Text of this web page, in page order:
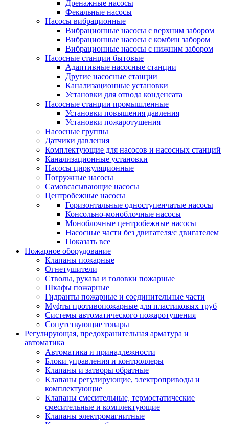
Дренажные насосы
Фекальные насосы
Насосы вибрационные
Вибрационные насосы с верхним забором
Вибрационные насосы с комбин забором
Вибрационные насосы с нижним забором
Насосные станции бытовые
Адаптивные насосные станции
Другие насосные станции
Канализационные установки
Установки для отвода конденсата
Насосные станции промышленные
Установки повышения давления
Установки пожаротушения
Насосные группы
Датчики давления
Комплектующие для насосов и насосных станций
Канализационные установки
Насосы циркуляционные
Погружные насосы
Самовсасывающие насосы
Центробежные насосы
Горизонтальные одноступенчатые насосы
Консольно-моноблочные насосы
Моноблочные центробежные насосы
Насосные части без двигателя/с двигателем
Показать все
Пожарное оборудование
Клапаны пожарные
Огнетушители
Стволы, рукава и головки пожарные
Шкафы пожарные
Гидранты пожарные и соединительные части
Муфты противопожарные для пластиковых труб
Системы автоматического пожаротушения
Сопутствующие товары
Регулирующая, предохранительная арматура и
автоматика
Автоматика и принадлежности
Блоки управления и контроллеры
Клапаны и затворы обратные
Клапаны регулирующие, электроприводы и
комплектующие
Клапаны смесительные, термостатические
смесительные и комплектующие
Клапаны электромагнитные